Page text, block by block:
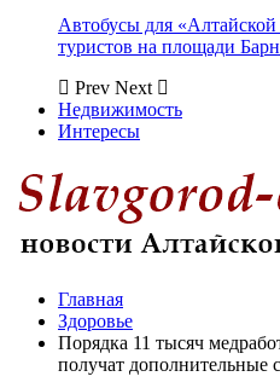
Автобусы для
туристов на площади
Prev Next
Недвижимость
Интересы
Главная
Здоровье
Порядка 11 тысяч
получат дополнительные